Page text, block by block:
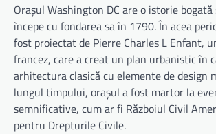
Orașul Washington DC are o istorie bogată
începe cu fondarea sa în 1790. În acea
fost proiectat de Pierre Charles L Enfant,
francez, care a creat un plan urbanistic în
arhitectura clasică cu elemente de design
lungul timpului, orașul a fost martor la
semnificative, cum ar fi Războiul Civil
pentru Drepturile Civile.